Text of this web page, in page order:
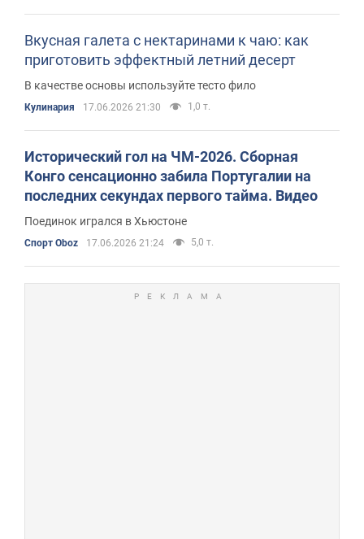
Вкусная галета с нектаринами к чаю: как
приготовить эффектный летний десерт
В качестве основы используйте тесто фило
Кулинария 17.06.2026 21:30 1,0 т.
Исторический гол на ЧМ-2026. Сборная
Конго сенсационно забила Португалии на
последних секундах первого тайма. Видео
Поединок игрался в Хьюстоне
Спорт Oboz 17.06.2026 21:24 5,0 т.